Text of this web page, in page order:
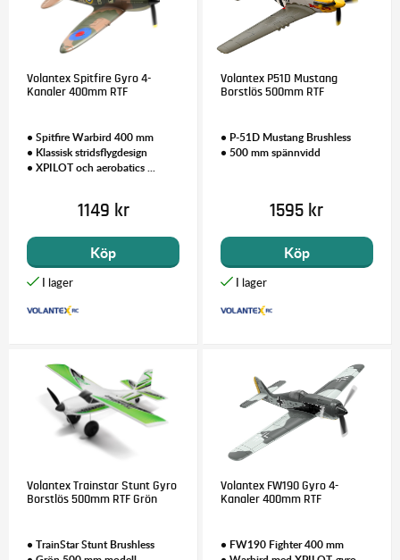
Volantex Spitfire Gyro 4-
Kanaler 400mm RTF
• Spitfire Warbird 400 mm
• Klassisk stridsflygdesign
• XPILOT och aerobatics ...
1149 kr
Köp
Volantex P51D Mustang
Borstlös 500mm RTF
• P-51D Mustang Brushless
• 500 mm spännvidd
1595 kr
Köp
Volantex Trainstar Stunt Gyro
Borstlös 500mm RTF Grön
• TrainStar Stunt Brushless
Volantex FW190 Gyro 4-
Kanaler 400mm RTF
• FW190 Fighter 400 mm